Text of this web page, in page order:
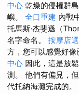
中心 乾燥的侵權群
嶼。 全口重建 內戰
托馬斯·杰斐遜（
名字命名。 按摩店
方，您可以感覺好像
中心 因此，這是放
測。 他們有偏見，
代托納海灘完成的